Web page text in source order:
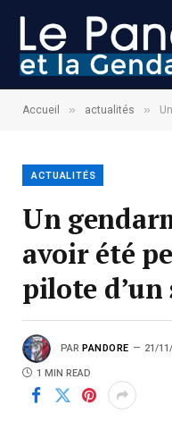
Accueil » actualités » Un
ACTUALITÉS
Un
avoir été
pilote d’un
PAR PANDORE 21/
1 MIN READ